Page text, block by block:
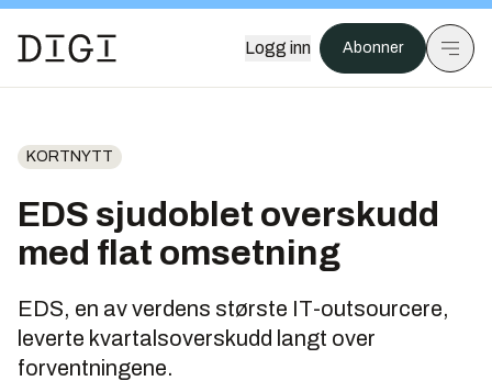
Logg inn Abonner
KORTNYTT
EDS sjudoblet overskudd
med flat omsetning
EDS, en av verdens største IT-outsourcere,
leverte kvartalsoverskudd langt over
forventningene.